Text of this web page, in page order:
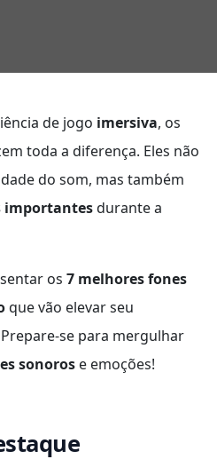
de jogo imersiva, os
toda a diferença. Eles não
do som, mas também
importantesdurante a
os 7 melhores fones
que vão elevar seu
se para mergulhar
sonoros e emoções!